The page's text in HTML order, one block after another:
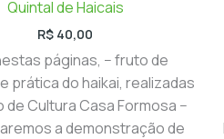
Quintal de Haicais
R$ 40,00
páginas, − fruto de
prática do haikai, realizadas
de Cultura Casa Formosa −
a demonstração de